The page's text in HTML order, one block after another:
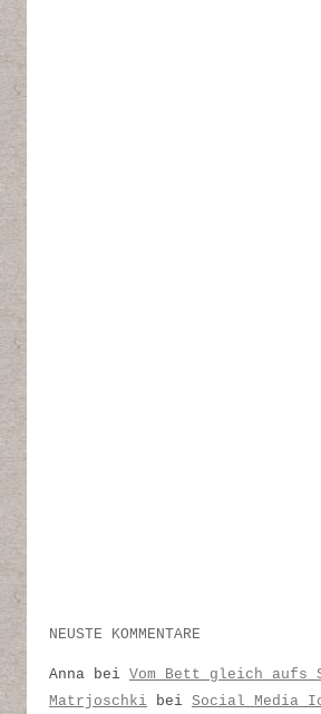
NEUSTE KOMMENTARE
Anna bei Vom Bett gleich aufs
Matrjoschki bei Social Media